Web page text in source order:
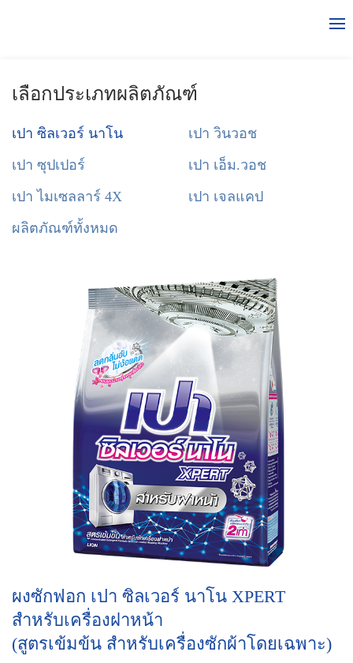
เลือกประเภทผลิตภัณฑ์
เปา ซิลเวอร์ นาโน
เปา วินวอช
เปา ซุปเปอร์
เปา เอ็ม.วอช
เปา ไมเซลลาร์ 4X
เปา เจลแคป
ผลิตภัณฑ์ทั้งหมด
ผงซักฟอก เปา ซิลเวอร์ นาโน XPERT
สำหรับเครื่องฝาหน้า
(สูตรเข้มข้น สำหรับเครื่องซักผ้าโดยเฉพาะ)